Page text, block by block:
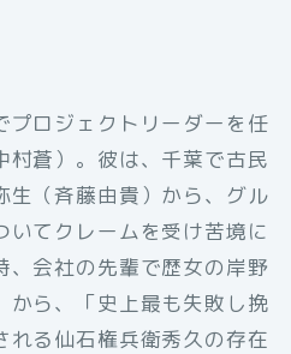
プロジェクトリーダーを任
村蒼）。彼は、千葉で古民
生（斉藤由貴）から、グル
いてクレームを受け苦境に
、会社の先輩で歴女の岸野
から、「史上最も失敗し挽
れる仙石権兵衛秀久の存在